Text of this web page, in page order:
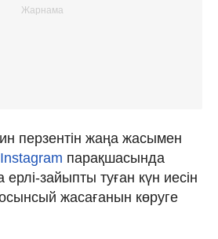
перзентін жаңа жасымен
Instagram парақшасында
зайыпты туған күн иесін
жасағанын көруге